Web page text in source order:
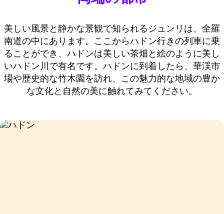
美しい風景と静かな景観で知られるジュンリは、全羅
南道の中にあります。ここからハドン行きの列車に乗
ることができ、ハドンは美しい茶畑と絵のように美し
いハドン川で有名です。ハドンに到着したら、華渓市
場や歴史的な竹木園を訪れ、この魅力的な地域の豊か
な文化と自然の美に触れてみてください。